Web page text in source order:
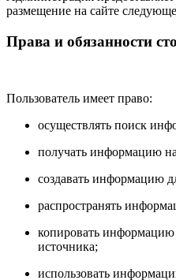
размещение на сайте
Права и обязанности
Пользователь имеет право:
осуществлять поиск
получать информацию
создавать информацию
распространять
копировать информацию
источника;
использовать